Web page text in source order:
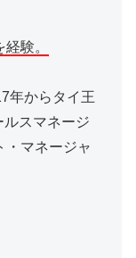
験。
年からタイ王
ルスマネージ
・マネージャ